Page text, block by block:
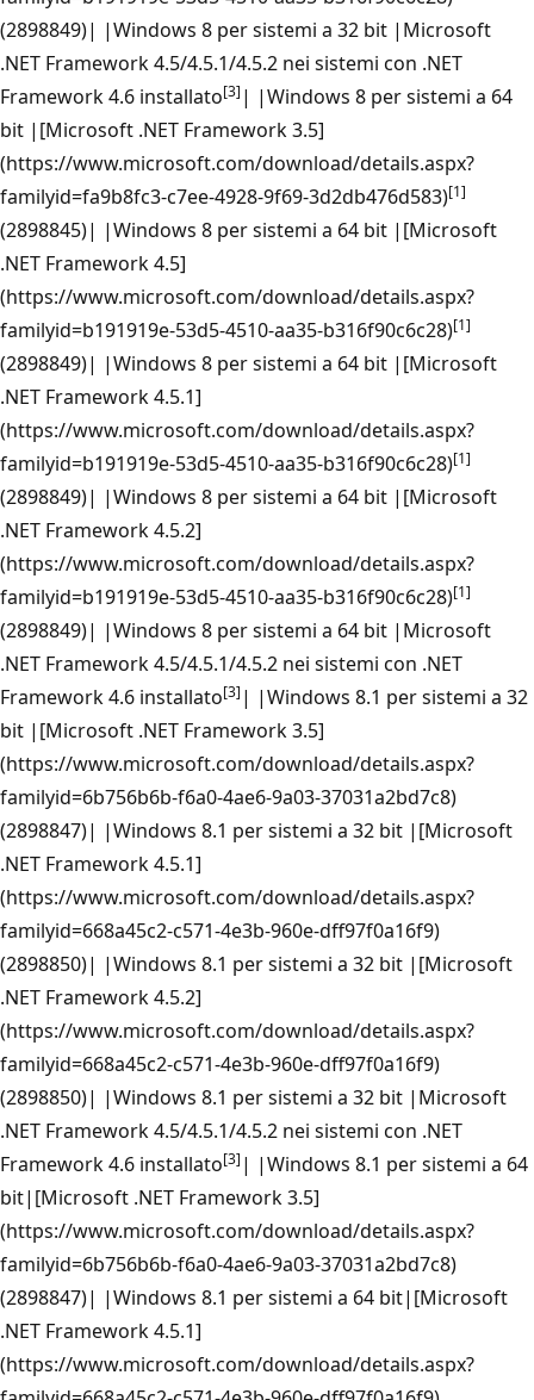
(2898849)| |Windows 8 per sistemi a 32 bit |Microsoft
.NET Framework 4.5/4.5.1/4.5.2 nei sistemi con .NET
Framework 4.6 installato[3] | |Windows 8 per sistemi a 64
bit |[Microsoft .NET Framework 3.5]
(https://www.microsoft.com/download/details.aspx?
familyid=fa9b8fc3-c7ee-4928-9f69-3d2db476d583)[1]
(2898845)| |Windows 8 per sistemi a 64 bit |[Microsoft
.NET Framework 4.5]
(https://www.microsoft.com/download/details.aspx?
familyid=b191919e-53d5-4510-aa35-b316f90c6c28)[1]
(2898849)| |Windows 8 per sistemi a 64 bit |[Microsoft
.NET Framework 4.5.1]
(https://www.microsoft.com/download/details.aspx?
familyid=b191919e-53d5-4510-aa35-b316f90c6c28)[1]
(2898849)| |Windows 8 per sistemi a 64 bit |[Microsoft
.NET Framework 4.5.2]
(https://www.microsoft.com/download/details.aspx?
familyid=b191919e-53d5-4510-aa35-b316f90c6c28)[1]
(2898849)| |Windows 8 per sistemi a 64 bit |Microsoft
.NET Framework 4.5/4.5.1/4.5.2 nei sistemi con .NET
Framework 4.6 installato[3] | |Windows 8.1 per sistemi a 32
bit |[Microsoft .NET Framework 3.5]
(https://www.microsoft.com/download/details.aspx?
familyid=6b756b6b-f6a0-4ae6-9a03-37031a2bd7c8)
(2898847)| |Windows 8.1 per sistemi a 32 bit |[Microsoft
.NET Framework 4.5.1]
(https://www.microsoft.com/download/details.aspx?
familyid=668a45c2-c571-4e3b-960e-dff97f0a16f9)
(2898850)| |Windows 8.1 per sistemi a 32 bit |[Microsoft
.NET Framework 4.5.2]
(https://www.microsoft.com/download/details.aspx?
familyid=668a45c2-c571-4e3b-960e-dff97f0a16f9)
(2898850)| |Windows 8.1 per sistemi a 32 bit |Microsoft
.NET Framework 4.5/4.5.1/4.5.2 nei sistemi con .NET
Framework 4.6 installato[3] | |Windows 8.1 per sistemi a 64
bit|[Microsoft .NET Framework 3.5]
(https://www.microsoft.com/download/details.aspx?
familyid=6b756b6b-f6a0-4ae6-9a03-37031a2bd7c8)
(2898847)| |Windows 8.1 per sistemi a 64 bit|[Microsoft
.NET Framework 4.5.1]
(https://www.microsoft.com/download/details.aspx?